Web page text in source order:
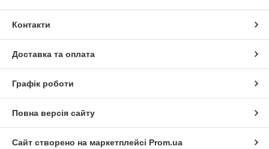
Контакти
Доставка та оплата
Графік роботи
Повна версія сайту
Сайт створено на маркетплейсі Prom.ua